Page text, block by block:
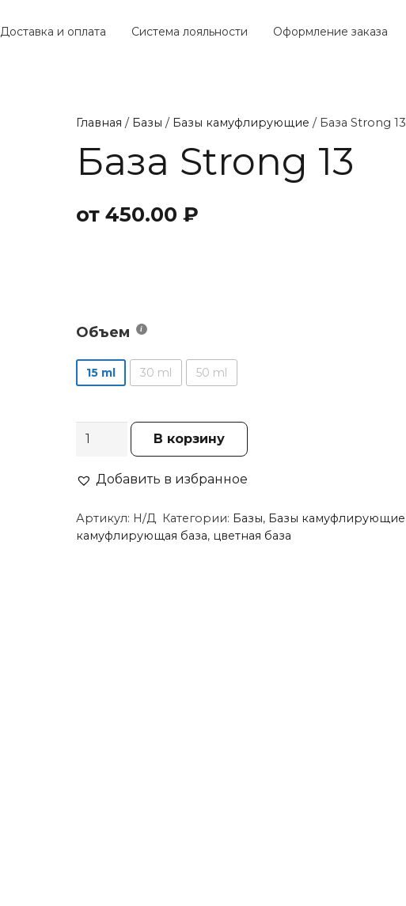
Доставка и оплата Система лояльности Оформление заказа
Главная / Базы / Базы камуфлирующие / База Strong 13
База Strong 13
от 450.00 ₽
Объем
15 ml 30 ml 50 ml
Количество
База
13
В корзину
Добавить в избранное
Артикул: Н/Д Категории: Базы, Базы камуфлирующие
камуфлирующая база, цветная база